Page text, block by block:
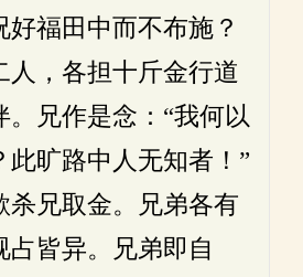
好福田中而不布施？
人，各担十斤金行道
。兄作是念：“我何以
此旷路中人无知者！”
杀兄取金。兄弟各有
占皆异。兄弟即自